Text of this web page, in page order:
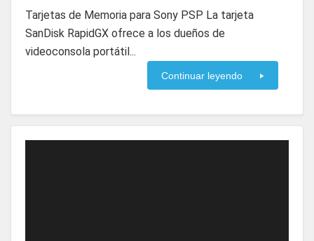
Tarjetas de Memoria para Sony PSP La tarjeta
SanDisk RapidGX ofrece a los dueños de
videoconsola portátil...
Continuar leyendo